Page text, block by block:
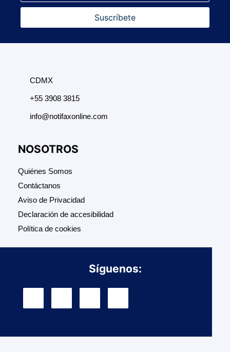
Suscríbete
CDMX
+55 3908 3815
info@notifaxonline.com
NOSOTROS
Quiénes Somos
Contáctanos
Aviso de Privacidad
Declaración de accesibilidad
Política de cookies
Síguenos: